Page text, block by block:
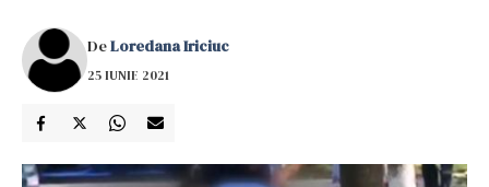
DeLoredana Iriciuc
25 IUNIE 2021